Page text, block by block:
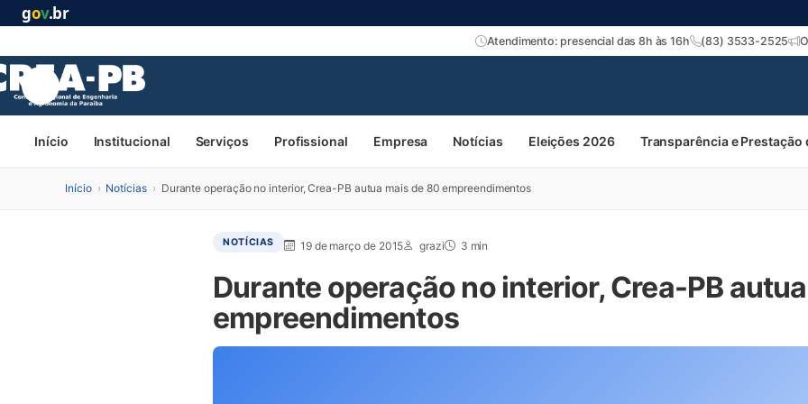
gov.br
Atendimento: presencial das 8h às 16h (83) 3533-2525
Início Institucional Serviços Profissional Empresa Notícias Eleições 2026 Transparência e Prestação
Início › Notícias › Durante operação no interior, Crea-PB autua mais de 80 empreendimentos
NOTÍCIAS 19 de março de 2015 grazi 3 min
Durante operação no interior, Crea-PB
empreendimentos